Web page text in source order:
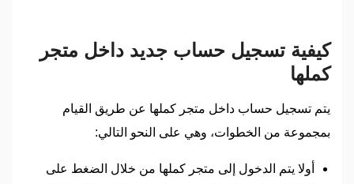
كيفية تسجيل حساب جديد داخل متجر
كملها
يتم تسجيل حساب داخل متجر كملها عن طريق القيام
بمجموعة من الخطوات، وهي على النحو التالي:
أولا يتم الدخول إلى متجر كملها من خلال الضغط على